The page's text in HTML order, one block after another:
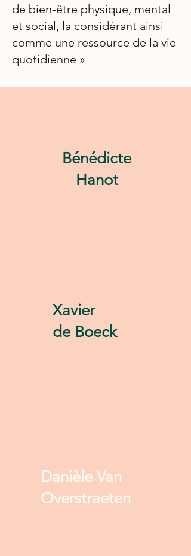
de bien-être physique, mental
et social, la considérant ainsi
comme une ressource de la vie
quotidienne »
Bénédicte
Hanot
Xavier
de Boeck
Danièle Van
Overstraeten